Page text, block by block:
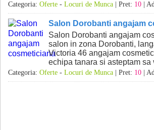
Categoria: Oferte - Locuri de Munca | Pret: 10 |
Salon Dorobanti angajam
Salon Dorobanti angajam
salon in zona Dorobanti,
Victoria 46 angajam
echipa tanara si asteptam sa
Categoria: Oferte - Locuri de Munca | Pret: 10 |